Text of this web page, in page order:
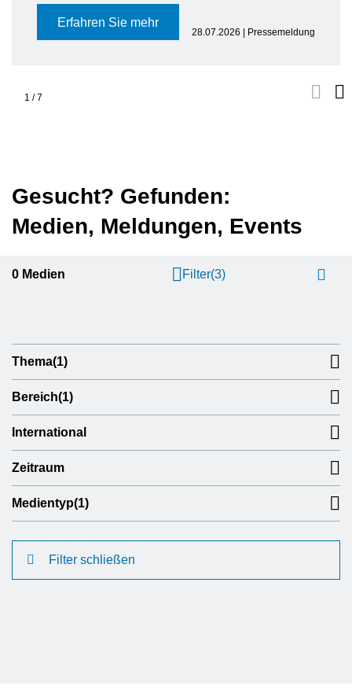
Erfahren Sie mehr
28.07.2026 | Pressemeldung
1 /7
Gesucht? Gefunden:
Medien, Meldungen, Events
0 Medien Filter(3)
Thema(1)
Bereich(1)
International
Zeitraum
Medientyp(1)
Filter schließen